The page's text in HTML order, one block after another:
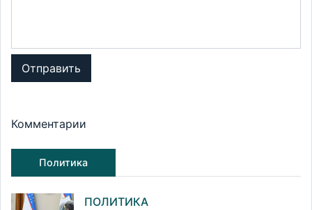
Отправить
Комментарии
Политика
ПОЛИТИКА